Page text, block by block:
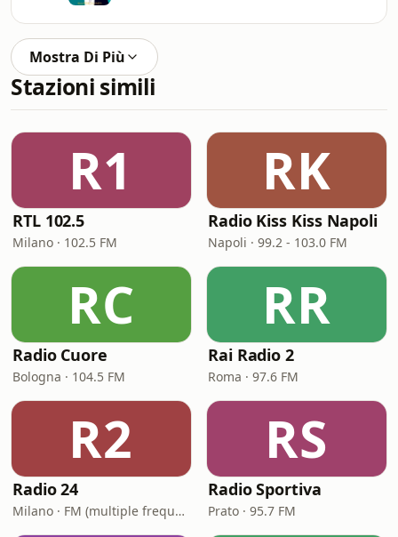
Mostra Di Più
Stazioni simili
R1
RTL 102.5
Milano · 102.5 FM
RK
Radio Kiss Kiss Napoli
Napoli · 99.2 - 103.0 FM
RC
Radio Cuore
Bologna · 104.5 FM
RR
Rai Radio 2
Roma · 97.6 FM
R2
Radio 24
Milano · FM (multiple frequencies nationwide), DAB, Satellite
RS
Radio Sportiva
Prato · 95.7 FM